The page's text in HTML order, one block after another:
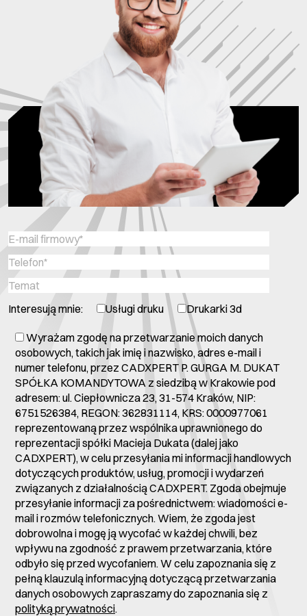
Interesują mnie: Usługi druku Drukarki 3d
Wyrażam zgodę na przetwarzanie moich danych
osobowych, takich jak imię i nazwisko, adres e-mail i
numer telefonu, przez CADXPERT P. GURGA M. DUKAT
SPÓŁKA KOMANDYTOWA z siedzibą w Krakowie pod
adresem: ul. Ciepłownicza 23, 31-574 Kraków, NIP:
6751526384, REGON: 362831114, KRS: 0000977061
reprezentowaną przez wspólnika uprawnionego do
reprezentacji spółki Macieja Dukata (dalej jako
CADXPERT), w celu przesyłania mi informacji handlowych
dotyczących produktów, usług, promocji i wydarzeń
związanych z działalnością CADXPERT. Zgoda obejmuje
przesyłanie informacji za pośrednictwem: wiadomości e-
mail i rozmów telefonicznych. Wiem, że zgoda jest
dobrowolna i mogę ją wycofać w każdej chwili, bez
wpływu na zgodność z prawem przetwarzania, które
odbyło się przed wycofaniem. W celu zapoznania się z
pełną klauzulą informacyjną dotyczącą przetwarzania
danych osobowych zapraszamy do zapoznania się z
polityką prywatności.